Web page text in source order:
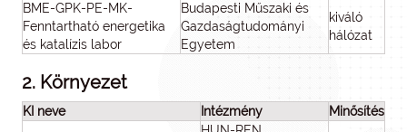
BME-GPK-PE-MK-
Fenntartható energetika
és katalízis labor
Budapesti Műszaki és
Gazdaságtudományi
Egyetem
kiváló
hálózat
2. Környezet
KI neve Intézmény
Minősítés